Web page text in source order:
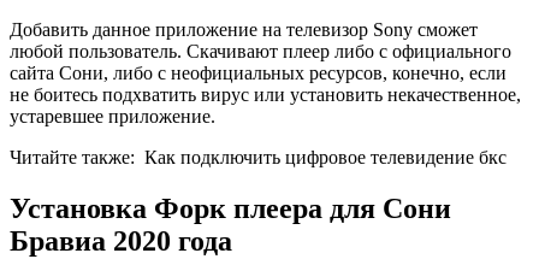
Добавить данное приложение на телевизор Sony сможет
любой пользователь. Скачивают плеер либо с официального
сайта Сони, либо с неофициальных ресурсов, конечно, если
не боитесь подхватить вирус или установить некачественное,
устаревшее приложение.
Читайте также: Как подключить цифровое телевидение бкс
Установка Форк плеера для Сони
Бравиа 2020 года